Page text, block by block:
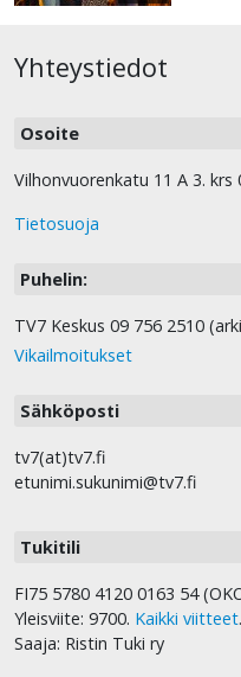
Yhteystiedot
Osoite
Vilhonvuorenkatu 11 A 3. krs
Tietosuoja
Puhelin:
TV7 Keskus 09 756 2510
Vikailmoitukset
Sähköposti
tv7(at)tv7.fi
etunimi.sukunimi@tv7.fi
Tukitili
FI75 5780 4120 0163 54
Yleisviite: 9700. Kaikki viitteet.
Saaja: Ristin Tuki ry